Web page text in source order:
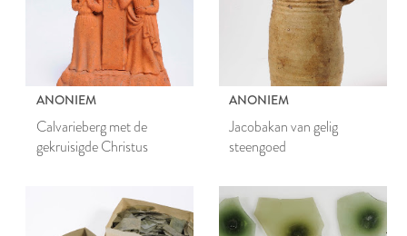
ANONIEM
Calvarieberg met de
gekruisigde Christus
ANONIEM
Jacobakan van gelig
steengoed